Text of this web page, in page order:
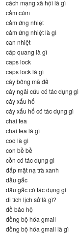
cách mạng xã hội là gì
cảm cúm
cảm ứng nhiệt
cảm ứng nhiệt là gì
can nhiệt
cáp quang là gì
caps lock
caps lock là gì
cây bông mã đề
cây ngải cứu có tác dụng gì
cây xấu hổ
cây xấu hổ có tác dụng gì
chai tea
chai tea là gì
cod là gì
con bề bề
cồn có tác dụng gì
đắp mặt nạ trà xanh
dầu gấc
dầu gấc có tác dụng gì
di tích lịch sử là gì?
đồ bảo hộ
đồng bộ hóa gmail
đồng bộ hóa gmail là gì